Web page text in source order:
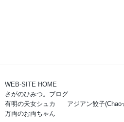
WEB-SITE HOME
さがのひみつ。ブログ
有明の天女シュカ
アジアン餃子
万両のお両ちゃん